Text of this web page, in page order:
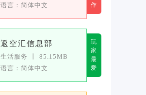
语言：简体中文
作
返空汇信息部
生活服务
85.15MB
语言：简体中文
玩
家
最
爱